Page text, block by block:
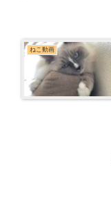
ねこ動画